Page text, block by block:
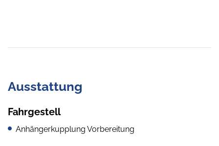
Ausstattung
Fahrgestell
Anhängerkupplung Vorbereitung